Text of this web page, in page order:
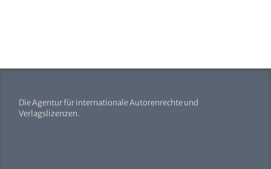
Die Agentur für internationale Autorenrechte und
Verlagslizenzen.